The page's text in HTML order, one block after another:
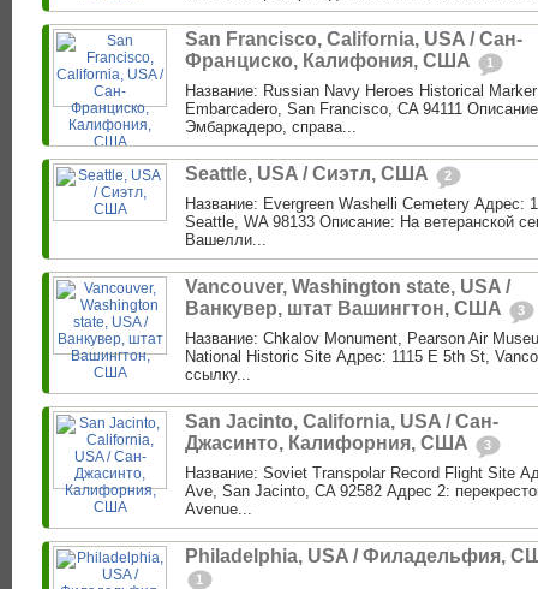
San Francisco, California, USA / Сан-
Франциско, Калифония, США
1
Название: Russian Navy Heroes Historical
Embarcadero, San Francisco, CA 94111
Эмбаркадеро, справа...
Seattle, USA / Сиэтл, США 2
Название: Evergreen Washelli Cemetery Адрес:
Seattle, WA 98133 Описание: На ветеранской
Вашелли...
Vancouver, Washington state, USA /
Ванкувер, штат Вашингтон, США
3
Название: Chkalov Monument, Pearson Air
National Historic Site Адрес: 1115 E 5th St,
ссылку...
San Jacinto, California, USA / Сан-
Джасинто, Калифорния, США
3
Название: Soviet Transpolar Record Flight Site
Ave, San Jacinto, CA 92582 Адрес 2:
Avenue...
Philadelphia, USA / Филадельфия,
1